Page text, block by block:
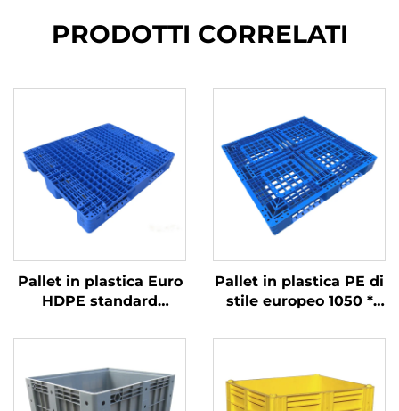
PRODOTTI CORRELATI
Pallet in plastica Euro
HDPE standard
1210, per logistica,
Pallet in plastica PE di
stile europeo 1050 *
Sichuan 1010, nero
industriale e rotazione
monouso per